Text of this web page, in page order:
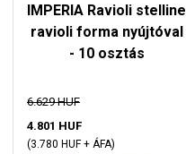
IMPERIA Ravioli stelline
ravioli forma nyújtóval
- 10 osztás
6.629 HUF
4.801 HUF
(3.780 HUF + ÁFA)